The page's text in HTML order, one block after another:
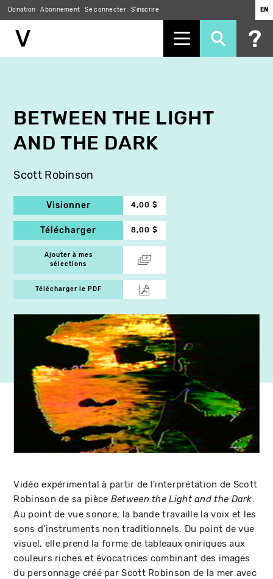
Donation Abonnement Se connecter S'inscrire EN
BETWEEN THE LIGHT
AND THE DARK
Scott Robinson
Visionner 4,00 $
Télécharger 8,00 $
Ajouter à mes
sélections
Télécharger le PDF
Vidéo expérimental à partir de l'interprétation de Scott
Robinson de sa pièce Between the Light and the Dark.
Au point de vue sonore, la bande travaille la voix et les
sons d'instruments non traditionnels. Du point de vue
visuel, elle prend la forme de tableaux oniriques aux
couleurs riches et évocatrices combinant des images
du personnage créé par Scott Robinson de la mer avec